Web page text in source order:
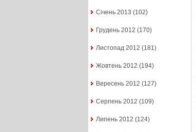
Січень 2013 (102)
Грудень 2012 (170)
Листопад 2012 (181)
Жовтень 2012 (194)
Вересень 2012 (127)
Серпень 2012 (109)
Липень 2012 (124)